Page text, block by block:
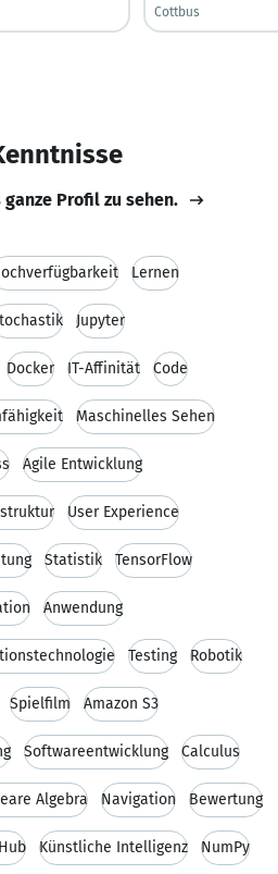
Cottbus
Profil zu sehen.
Lernen
Jupyter
Docker IT-Affinität Code
Maschinelles Sehen
Agile Entwicklung
User Experience
Statistik TensorFlow
Anwendung
Testing Robotik
Spielfilm Amazon S3
Softwareentwicklung Calculus
Algebra Navigation Bewertung
Künstliche Intelligenz NumPy